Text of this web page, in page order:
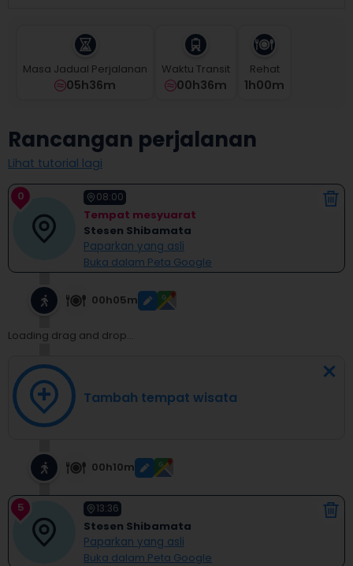
the
question
to
get
the
keyboard
shortcuts
for
changing
dates.
Masa Jadual Perjalanan
05h36m
Waktu Transit
00h36m
Rehat
1H00M
Rancangan perjalanan
Lihat tutorial lagi
0 08:00
Tempat mesyuarat
Stesen Shibamata
Paparkan yang asli
Buka dalam Peta Google
00h05m
Loading drag and drop...
Tambah tempat wisata
00h10m
5 13:36
Stesen Shibamata
Paparkan yang asli
Buka dalam Peta Google